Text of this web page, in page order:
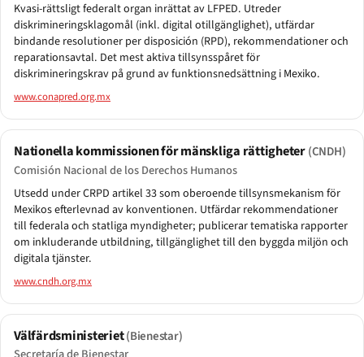
Kvasi-rättsligt federalt organ inrättat av LFPED. Utreder
diskrimineringsklagomål (inkl. digital otillgänglighet), utfärdar
bindande resolutioner per disposición (RPD), rekommendationer och
reparationsavtal. Det mest aktiva tillsynsspåret för
diskrimineringskrav på grund av funktionsnedsättning i Mexiko.
www.conapred.org.mx
Nationella kommissionen för mänskliga rättigheter(CNDH)
Comisión Nacional de los Derechos Humanos
Utsedd under CRPD artikel 33 som oberoende tillsynsmekanism för
Mexikos efterlevnad av konventionen. Utfärdar rekommendationer
till federala och statliga myndigheter; publicerar tematiska rapporter
om inkluderande utbildning, tillgänglighet till den byggda miljön och
digitala tjänster.
www.cndh.org.mx
Välfärdsministeriet(Bienestar)